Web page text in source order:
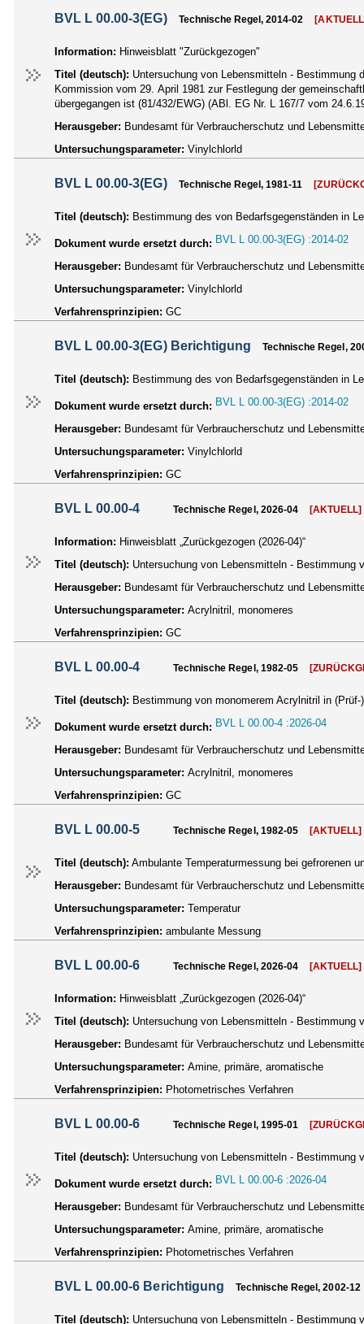
BVL L 00.00-3(EG) Technische Regel, 2014-02
Information: Hinweisblatt "Zurückgezogen"
Titel (deutsch): Untersuchung von Lebensmitteln - Bestimmung
Kommission vom 29. April 1981 zur Festlegung der
übergegangen ist (81/432/EWG) (ABl. EG Nr. L 167/7 vom
Herausgeber: Bundesamt für Verbraucherschutz und
Untersuchungsparameter: Vinylchlorld
BVL L 00.00-3(EG) Technische Regel, 1981-11
Titel (deutsch): Bestimmung des von Bedarfsgegenständen in
Dokument wurde ersetzt durch: BVL L 00.00-3(EG) :2014-02
Herausgeber: Bundesamt für Verbraucherschutz und
Untersuchungsparameter: Vinylchlorld
Verfahrensprinzipien: GC
BVL L 00.00-3(EG) Berichtigung Technische Regel,
Titel (deutsch): Bestimmung des von Bedarfsgegenständen in
Dokument wurde ersetzt durch: BVL L 00.00-3(EG) :2014-02
Herausgeber: Bundesamt für Verbraucherschutz und
Untersuchungsparameter: Vinylchlorld
Verfahrensprinzipien: GC
BVL L 00.00-4 Technische Regel, 2026-04 [AKTUELL]
Information: Hinweisblatt „Zurückgezogen (2026-04)“
Titel (deutsch): Untersuchung von Lebensmitteln - Bestimmung
Herausgeber: Bundesamt für Verbraucherschutz und
Untersuchungsparameter: Acrylnitril, monomeres
Verfahrensprinzipien: GC
BVL L 00.00-4 Technische Regel, 1982-05
Titel (deutsch): Bestimmung von monomerem Acrylnitril in (Prüf-
Dokument wurde ersetzt durch: BVL L 00.00-4 :2026-04
Herausgeber: Bundesamt für Verbraucherschutz und
Untersuchungsparameter: Acrylnitril, monomeres
Verfahrensprinzipien: GC
BVL L 00.00-5 Technische Regel, 1982-05 [AKTUELL]
Titel (deutsch): Ambulante Temperaturmessung bei gefrorenen
Herausgeber: Bundesamt für Verbraucherschutz und
Untersuchungsparameter: Temperatur
Verfahrensprinzipien: ambulante Messung
BVL L 00.00-6 Technische Regel, 2026-04 [AKTUELL]
Information: Hinweisblatt „Zurückgezogen (2026-04)“
Titel (deutsch): Untersuchung von Lebensmitteln - Bestimmung
Herausgeber: Bundesamt für Verbraucherschutz und
Untersuchungsparameter: Amine, primäre, aromatische
Verfahrensprinzipien: Photometrisches Verfahren
BVL L 00.00-6 Technische Regel, 1995-01
Titel (deutsch): Untersuchung von Lebensmitteln - Bestimmung
Dokument wurde ersetzt durch: BVL L 00.00-6 :2026-04
Herausgeber: Bundesamt für Verbraucherschutz und
Untersuchungsparameter: Amine, primäre, aromatische
Verfahrensprinzipien: Photometrisches Verfahren
BVL L 00.00-6 Berichtigung Technische Regel, 2002-12
Titel (deutsch): Untersuchung von Lebensmitteln - Bestimmung